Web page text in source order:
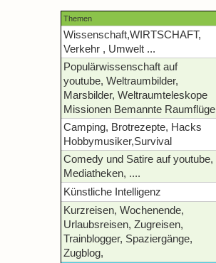
Themen
Wissenschaft,WIRTSCHAFT,
Verkehr , Umwelt ...
Populärwissenschaft auf
youtube, Weltraumbilder,
Marsbilder, Weltraumteleskope
Missionen Bemannte Raumflüge
Camping, Brotrezepte, Hacks
Hobbymusiker,Survival
Comedy und Satire auf youtube,
Mediatheken, ....
Künstliche Intelligenz
Kurzreisen, Wochenende,
Urlaubsreisen, Zugreisen,
Trainblogger, Spaziergänge,
Zugblog,